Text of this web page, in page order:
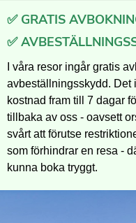
✅ GRATIS
✅
I våra resor ingår gratis
avbeställningsskydd. Det
kostnad fram till 7 dagar
tillbaka av oss - oavsett
svårt att förutse
som förhindrar en resa -
kunna boka tryggt.